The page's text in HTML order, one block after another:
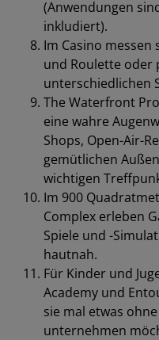
(Anwendungen
inkludiert).
Im Casino messen
und Roulette oder
unterschiedlichen
The Waterfront
eine wahre
Shops, Open-Air-
gemütlichen
wichtigen
Im 900
Complex erleben
Spiele und -
hautnah.
Für Kinder und
Academy und
sie mal etwas
unternehmen